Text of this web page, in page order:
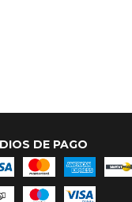
DE PAGO